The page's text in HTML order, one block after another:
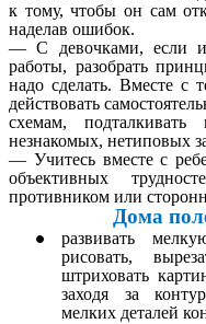
к тому, чтобы он сам
наделав ошибок.
— С девочками, если
работы, разобрать
надо сделать. Вместе с
действовать
схемам,
незнакомых, нетиповых
— Учитесь вместе с
объективных
противником или
Дома
развивать
рисовать,
штриховать
заходя за
мелких деталей